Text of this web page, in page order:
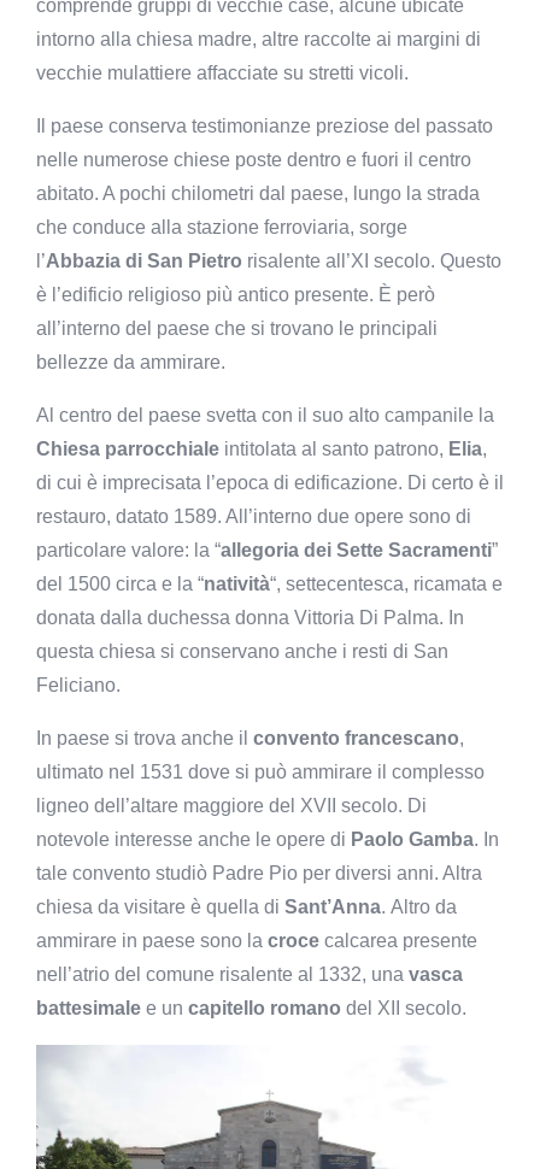
comprende gruppi di vecchie case, alcune ubicate
intorno alla chiesa madre, altre raccolte ai margini di
vecchie mulattiere affacciate su stretti vicoli.
Il paese conserva testimonianze preziose del passato
nelle numerose chiese poste dentro e fuori il centro
abitato. A pochi chilometri dal paese, lungo la strada
che conduce alla stazione ferroviaria, sorge
l’Abbazia di San Pietro risalente all’XI secolo. Questo
è l’edificio religioso più antico presente. È però
all’interno del paese che si trovano le principali
bellezze da ammirare.
Al centro del paese svetta con il suo alto campanile la
Chiesa parrocchiale intitolata al santo patrono, Elia,
di cui è imprecisata l’epoca di edificazione. Di certo è il
restauro, datato 1589. All’interno due opere sono di
particolare valore: la “allegoria dei Sette Sacramenti”
del 1500 circa e la “natività“, settecentesca, ricamata e
donata dalla duchessa donna Vittoria Di Palma. In
questa chiesa si conservano anche i resti di San
Feliciano.
In paese si trova anche il convento francescano,
ultimato nel 1531 dove si può ammirare il complesso
ligneo dell’altare maggiore del XVII secolo. Di
notevole interesse anche le opere di Paolo Gamba. In
tale convento studiò Padre Pio per diversi anni. Altra
chiesa da visitare è quella di Sant’Anna. Altro da
ammirare in paese sono la croce calcarea presente
nell’atrio del comune risalente al 1332, una vasca
battesimale e un capitello romano del XII secolo.